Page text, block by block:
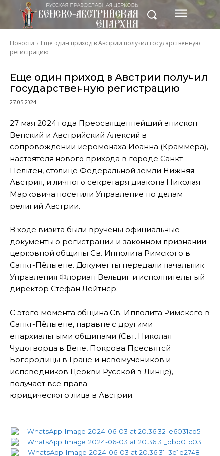
Новости
Еще один приход в Австрии получил государственную
регистрацию
Еще один приход в Австрии получил
государственную регистрацию
27.05.2024
27 мая 2024 года Преосвященнейший епископ
Венский и Австрийский Алексий в
сопровождении иеромонаха Иоанна (Краммера),
настоятеля нового прихода в городе Санкт-
Пёльтен, столице Федеральной земли Нижняя
Австрия, и личного секретаря диакона Николая
Марковича посетили Управление по делам
религий Австрии.
В ходе визита были вручены официальные
документы о регистрации и законном признании
церковной общины Св. Ипполита Римского в
Санкт-Пёльтене. Документы передали начальник
Управления Флориан Вельциг и исполнительный
директор Стефан Лейтнер.
С этого момента община Св. Ипполита Римского в
Санкт-Пёльтене, наравне с другими
епархиальными общинами (Свт. Николая
Чудотворца в Вене, Покрова Пресвятой
Богородицы в Граце и новомучеников и
исповедников Церкви Русской в Линце),
получает все права
юридического лица в Австрии.